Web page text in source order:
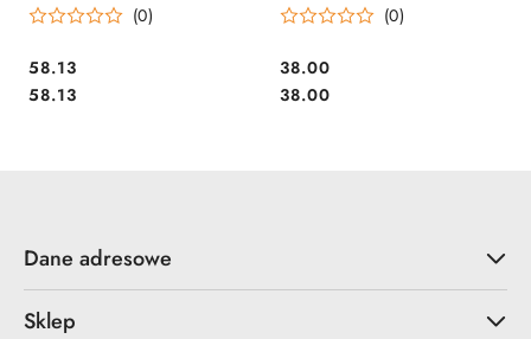
(0)
Cena:
58.13
Cena:
58.13
BITUXX
(0)
Cena:
38.00
Cena:
38.00
Dane adresowe
Sklep